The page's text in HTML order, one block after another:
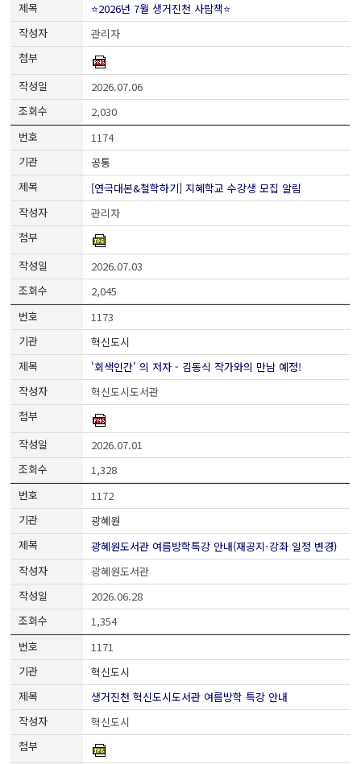
⭐2026년 7월 생거진천 사람책⭐
관리자
2026.07.06
2,030
1174
공통
[연극대본&철학하기] 지혜학교 수강생 모집 알림
관리자
2026.07.03
2,045
1173
혁신도시
'회색인간' 의 저자 - 김동식 작가와의 만남 예정!
혁신도시도서관
2026.07.01
1,328
1172
광혜원
광혜원도서관 여름방학특강 안내(재공지-강좌 일정 변경)
광혜원도서관
2026.06.28
1,354
1171
혁신도시
생거진천 혁신도시도서관 여름방학 특강 안내
혁신도시